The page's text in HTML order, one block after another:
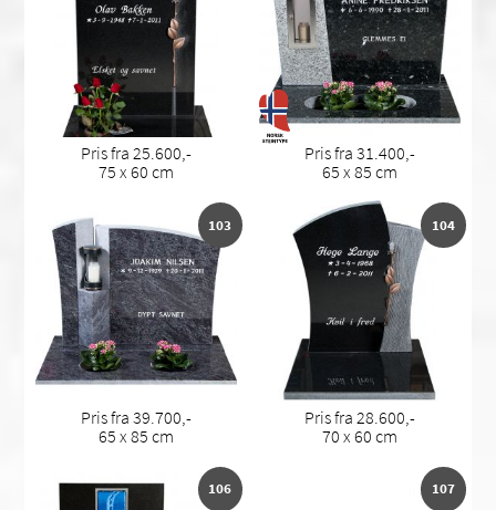
Pris fra 25.600,-
75 x 60 cm
Pris fra 31.400,-
65 x 85 cm
103
Pris fra 39.700,-
65 x 85 cm
104
Pris fra 28.600,-
70 x 60 cm
106 107